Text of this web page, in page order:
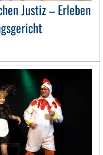
Justiz – Erleben